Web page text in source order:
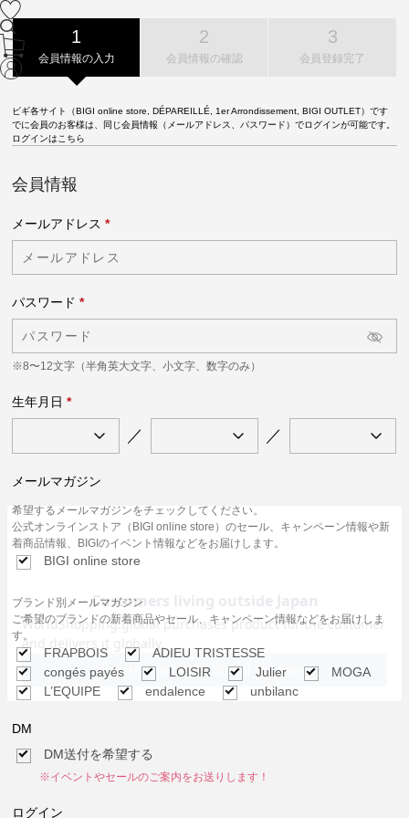
会員情報の入力 会員情報の確認 会員登録完了
ビギ各サイト（BIGI online store, DÉPAREILLÉ, 1er Arrondissement, BIGI OUTLET）です
でに会員のお客様は、同じ会員情報（メールアドレス、パスワード）でログインが可能です。
ログインはこちら
会員情報
メールアドレス *
パスワード *
※8〜12文字（半角英大文字、小文字、数字のみ）
生年月日 *
／ ／
メールマガジン
希望するメールマガジンをチェックしてください。
公式オンラインストア（BIGI online store）のセール、キャンペーン情報や新
着商品情報、BIGIのイベント情報などをお届けします。
BIGI online store
ブランド別メールマガジン
ご希望のブランドの新着商品やセール、キャンペーン情報などをお届けしま
す。
FRAPBOIS
ADIEU TRISTESSE
congés payés
LOISIR Julier
MOGA
L’EQUIPE
endalence unbilanc
DM
DM送付を希望する
※イベントやセールのご案内をお送りします！
ログイン